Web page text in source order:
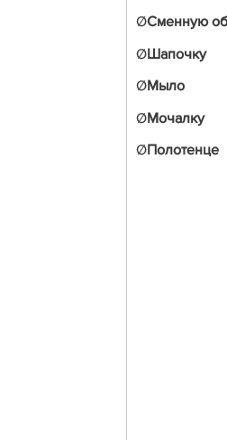
ØСменную
ØШапочку
ØМыло
ØМочалку
ØПолотенце